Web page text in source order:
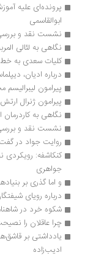
ابوالقاسمی
نشست نقد و بررسی
نگاهی به لئالی
کلیات سعدی به خط
درباره ادیان،
پیرامون لیبرالیسم
پیرامون ژنرال ارتش
نگاهی به کاردرمان
نشست نقد و بررسی
روایت جواد در گفت‌وگو
جواهری
و اما گذری بر بنیادهای
درباره رویای شیفتگان |
شکوه خرد در شاهنامه
چرا عاقلان را نصیحت
ادیب‌زاده